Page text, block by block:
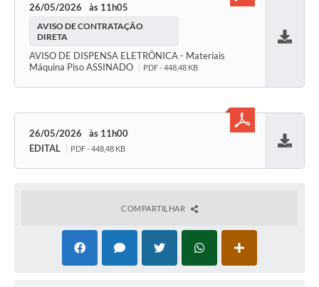
26/05/2026 11h05
AVISO DE CONTRATAÇÃO
DIRETA
AVISO DE DISPENSA ELETRÔNICA - Materiais
Máquina Piso ASSINADO
PDF - 448,48 KB
26/05/2026
11h00
EDITAL
PDF - 448,48 KB
COMPARTILHAR